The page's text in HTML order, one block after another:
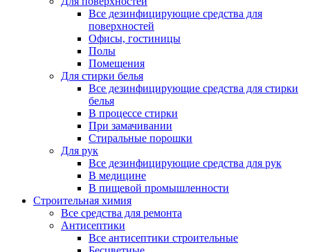
Все дезинфицирующие средства для
поверхностей
Офисы, гостиницы
Полы
Помещения
Для стирки белья
Все дезинфицирующие средства для стирки
белья
В процессе стирки
При замачивании
Стиральные порошки
Для рук
Все дезинфицирующие средства для рук
В медицине
В пищевой промышленности
Строительная химия
Все средства для ремонта
Антисептики
Все антисептики строительные